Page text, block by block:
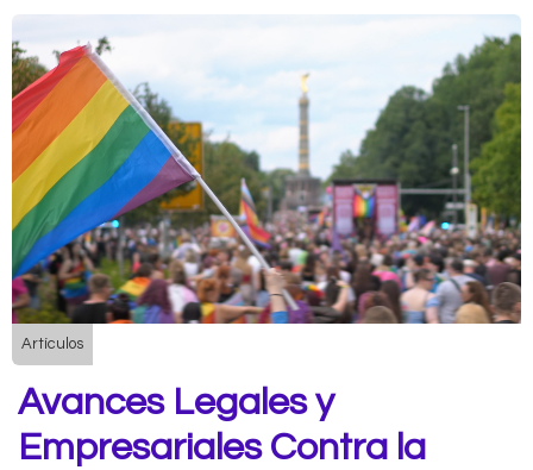
Artículos
Avances Legales y
Empresariales Contra la